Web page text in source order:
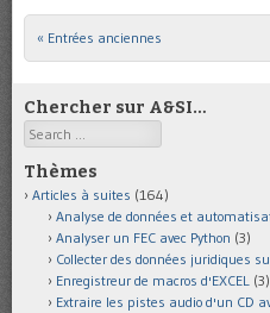
Post navigation
« Entrées anciennes
Chercher sur A&SI…
Search
Thèmes
Articles à suites (164)
Analyse de données et
Analyser un FEC avec Python (3)
Collecter des données juridiques
Enregistreur de macros d'EXCEL (3)
Extraire les pistes audio d'un CD